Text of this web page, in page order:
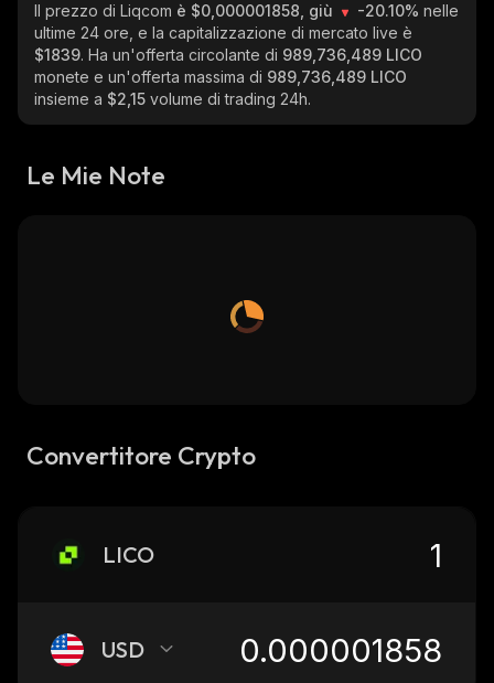
Il prezzo di Liqcom è $0,000001858, giù -20.10% nelle
ultime 24 ore, e la capitalizzazione di mercato live è
$1839. Ha un'offerta circolante di 989,736,489 LICO
monete e un'offerta massima di 989,736,489 LICO
insieme a $2,15 volume di trading 24h.
Le Mie Note
Convertitore Crypto
LICO
USD